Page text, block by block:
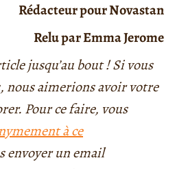
Rédacteur pour Novastan
Relu par Emma Jerome
jusqu’au bout ! Si vous
nous aimerions avoir votre
Pour ce faire, vous
à ce
envoyer un email